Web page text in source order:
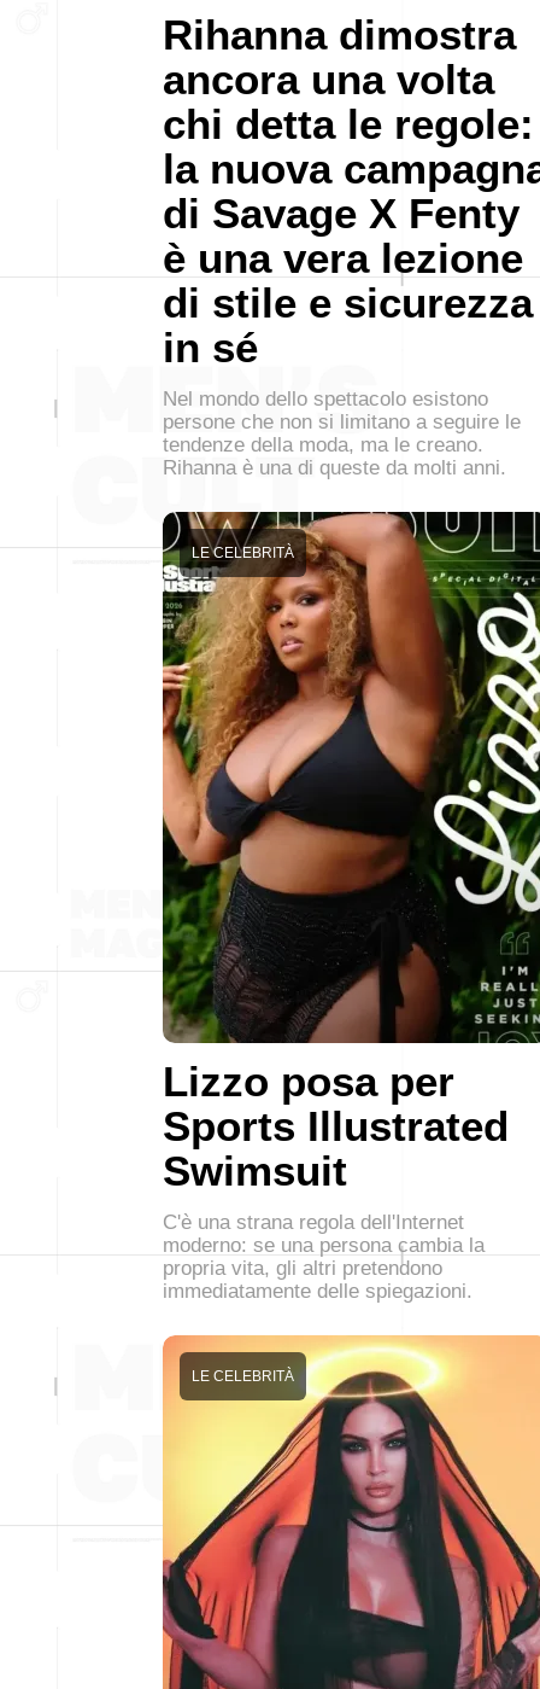
Rihanna dimostra
ancora una volta
chi detta le regole:
la nuova
di Savage X Fenty
è una vera lezione
di stile e sicurezza
in sé
Nel mondo dello spettacolo esistono
persone che non si limitano a seguire le
tendenze della moda, ma le creano.
Rihanna è una di queste da molti anni.
Lizzo posa per
Sports Illustrated
Swimsuit
LE CELEBRITÀ
C'è una strana regola dell'Internet
moderno: se una persona cambia la
propria vita, gli altri pretendono
immediatamente delle spiegazioni.
LE CELEBRITÀ